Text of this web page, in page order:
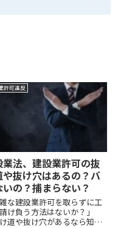
許可違反
業法、建設業許可の抜
や抜け穴はあるの？バ
いの？捕まらない？
雑な建設業許可を取らずに工
け負う方法はないか？」
け道や抜け穴があるなら知り